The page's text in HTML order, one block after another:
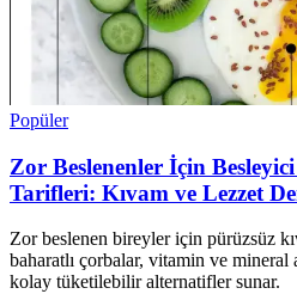
Popüler
Zor Beslenenler İçin
Tarifleri: Kıvam ve Lezzet
Zor beslenen bireyler için pürüzsüz
baharatlı çorbalar, vitamin ve mineral
kolay tüketilebilir alternatifler sunar.